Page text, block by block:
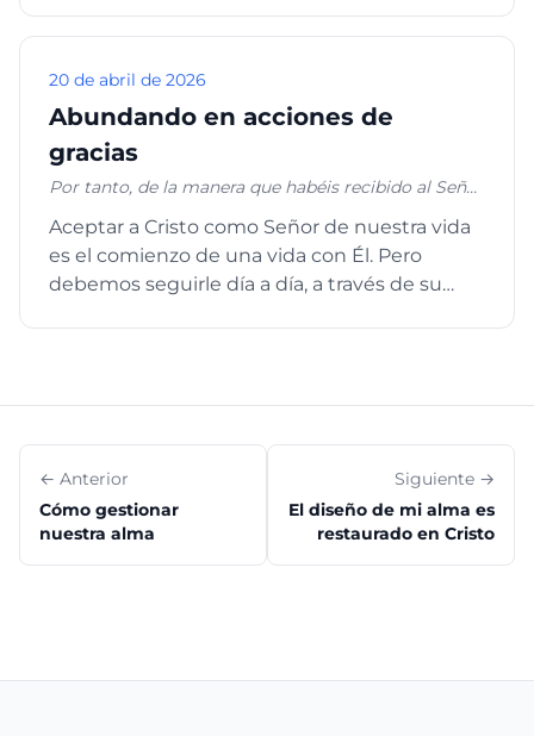
20 de abril de 2026
Abundando en acciones de
gracias
Por tanto, de la manera que habéis recibido al Señor
en él, y confirmados en la fe, así como habéis sido
enseñados, abundando en acciones de gracias”.
Colosenses 2:6-7
Aceptar a Cristo como Señor de nuestra vida
es el comienzo de una vida con Él. Pero
debemos seguirle día a día, a través de su
← Anterior
Cómo gestionar
nuestra alma
Siguiente →
El diseño de mi alma es
restaurado en Cristo